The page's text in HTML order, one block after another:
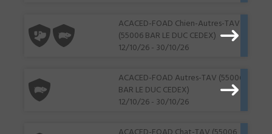
ACACED-FOAD Chien-Autres-TAV
(55006 BAR LE DUC CEDEX)
12/10/26 - 30/10/26
ACACED-FOAD Autres-TAV (55006
BAR LE DUC CEDEX)
12/10/26 - 30/10/26